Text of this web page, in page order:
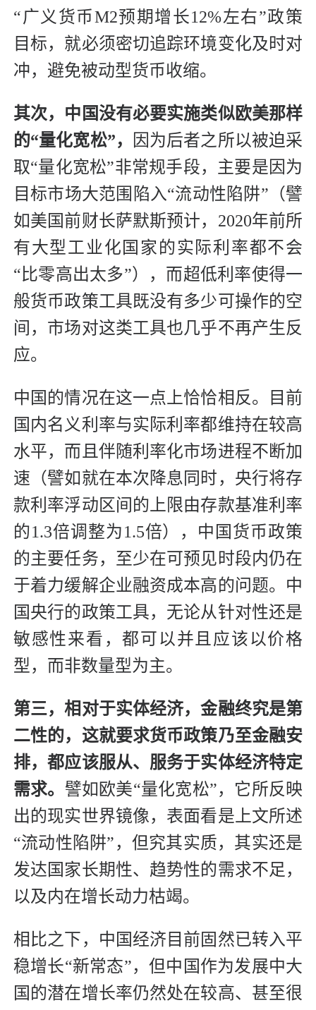
“广义货币M2预期增长12%左右”政策
目标，就必须密切追踪环境变化及时对
冲，避免被动型货币收缩。
其次，中国没有必要实施类似欧美那样
的“量化宽松”，
因为后者之所以被迫采
取“量化宽松”非常规手段，主要是因为
目标市场大范围陷入“流动性陷阱”（譬
如美国前财长萨默斯预计，2020年前所
有大型工业化国家的实际利率都不会
“比零高出太多”），而超低利率使得一
般货币政策工具既没有多少可操作的空
间，市场对这类工具也几乎不再产生反
应。
中国的情况在这一点上恰恰相反。目前
国内名义利率与实际利率都维持在较高
水平，而且伴随利率化市场进程不断加
速（譬如就在本次降息同时，央行将存
款利率浮动区间的上限由存款基准利率
的1.3倍调整为1.5倍），中国货币政策
的主要任务，至少在可预见时段内仍在
于着力缓解企业融资成本高的问题。中
国央行的政策工具，无论从针对性还是
敏感性来看，都可以并且应该以价格
型，而非数量型为主。
第三，相对于实体经济，金融终究是第
二性的，这就要求货币政策乃至金融安
排，都应该服从、服务于实体经济特定
需求。 譬如欧美“量化宽松”，它所反映
出的现实世界镜像，表面看是上文所述
“流动性陷阱”，但究其实质，其实还是
发达国家长期性、趋势性的需求不足，
以及内在增长动力枯竭。
相比之下，中国经济目前固然已转入平
稳增长“新常态”，但中国作为发展中大
国的潜在增长率仍然处在较高、甚至很